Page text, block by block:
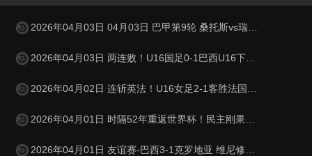
2026年04月03日 04月03日 巴甲第9轮 桑托斯vs瑞模贝雷 进球视频
2026年04月03日 两连败！U16国足0-1巴西U16下轮将战科特迪瓦 李家进超远吊射造险
2026年04月02日 连斩英法！U16女足2-1客胜法国 周瑾彤任意球世界波何风清扬建功
2026年04月01日 时隔52年重返世界杯！民主刚果加时1-0牙买加 图安泽贝制胜
2026年04月01日 友谊赛-巴西3-1克罗地亚 维尼修斯送助攻恩德里克造点+助攻